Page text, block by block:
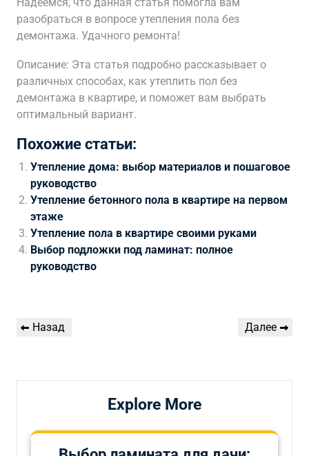
разобраться в вопросе утепления пола без
демонтажа. Удачного ремонта!
Описание: Эта статья подробно рассказывает о
различных способах, как утеплить пол без
демонтажа в квартире, и поможет вам выбрать
оптимальный вариант.
Похожие статьи:
Утепление дома: выбор материалов и пошаговое
руководство
Утепление бетонного пола в квартире на первом
этаже
Утепление пола в квартире своими руками
Выбор подложки под ламинат: полное
руководство
Навигация
Предыдущая
Назад
Следующая
Далее
Explore More